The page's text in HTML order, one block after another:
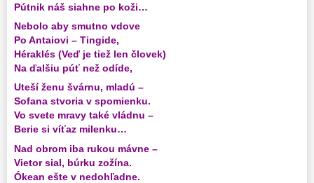
Pútnik náš siahne po koži…
Nebolo aby smutno vdove
Po Antaiovi – Tingide,
Héraklés (Veď je tiež len človek)
Na ďalšiu púť než odíde,
Uteší ženu švárnu, mladú –
Sofana stvoria v spomienku.
Vo svete mravy také vládnu –
Berie si víťaz milenku…
Nad obrom iba rukou mávne –
Vietor sial, búrku zožína.
Ókean ešte v nedohľadne.